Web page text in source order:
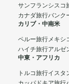
サンフランシスコ
カナダ旅行バンク
カリブ・中南米
ペルー旅行メキシ
ハイチ旅行アルゼ
中東・アフリカ
トルコ旅行イスタ